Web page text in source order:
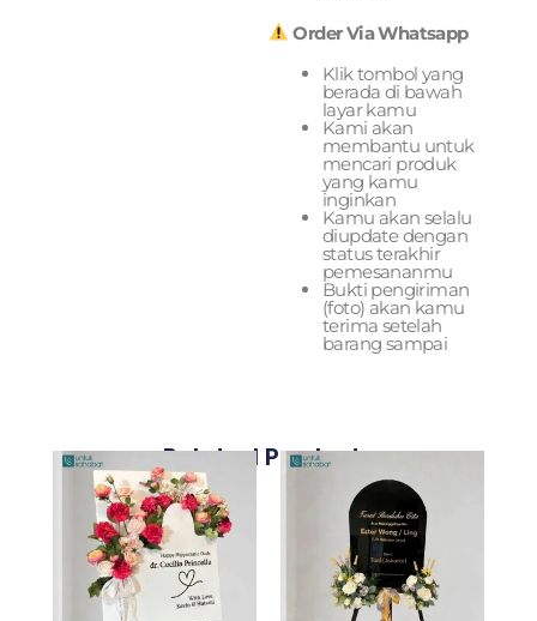
Order Via Whatsapp
Klik tombol yang
berada di bawah
layar kamu
Kami akan
membantu untuk
mencari produk
yang kamu
inginkan
Kamu akan selalu
diupdate dengan
status terakhir
pemesananmu
Bukti pengiriman
(foto) akan kamu
terima setelah
barang sampai
Related Products